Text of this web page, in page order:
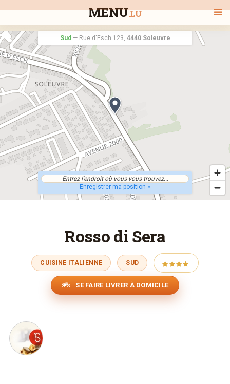
MENU.LU
BIENVENUE
TOUS LES RESTAURANTS
RECHERCHER UN RESTAURANT
Sud —Rue d'Esch 123, 4440 Soleuvre
Enregistrer ma position »
Rosso di Sera
CUISINE ITALIENNE SUD
SE FAIRE LIVRER À DOMICILE